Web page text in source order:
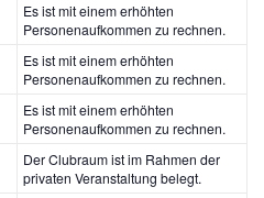
Es ist mit einem erhöhten
Personenaufkommen zu rechnen.
Es ist mit einem erhöhten
Personenaufkommen zu rechnen.
Es ist mit einem erhöhten
Personenaufkommen zu rechnen.
Der Clubraum ist im Rahmen der
privaten Veranstaltung belegt.